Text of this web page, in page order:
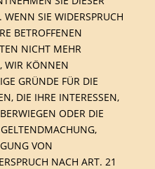
SIE WIDERSPRUCH
BETROFFENEN
NICHT MEHR
WIR KÖNNEN
GRÜNDE FÜR DIE
DIE IHRE INTERESSEN,
ODER DIE
VON
NACH ART. 21